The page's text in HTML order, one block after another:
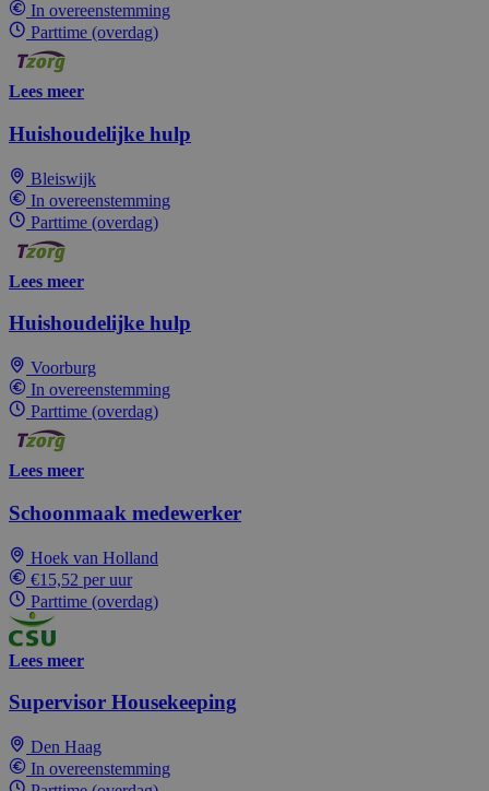
In overeenstemming
Parttime (overdag)
Lees meer
Huishoudelijke hulp
Bleiswijk
In overeenstemming
Parttime (overdag)
Lees meer
Huishoudelijke hulp
Voorburg
In overeenstemming
Parttime (overdag)
Lees meer
Schoonmaak medewerker
Hoek van Holland
€15,52 per uur
Parttime (overdag)
Lees meer
Supervisor Housekeeping
Den Haag
In overeenstemming